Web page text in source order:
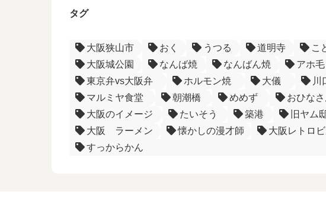
タグ
大阪狭山市 おく うつる 道明寺 こ
大阪城公園
なんば焼 なんばん焼 アホ毛
東京弁vs大阪弁
ホルモン焼 大儀 川
マルミヤ食堂
朝潮橋 めめず おひな
大阪のイメージ
たいそう 築港 旧ヤ
大阪 ラーメン
懐かしの漫才師 大阪レトロ
すっからかん